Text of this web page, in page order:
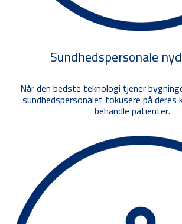
Sundhedspersonale
Når den bedste teknologi tjener
sundhedspersonalet fokusere på deres
behandle patienter.